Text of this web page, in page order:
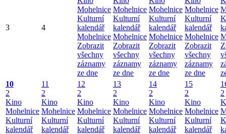
3 4
Mohelnice
Kulturní
kalendář
Mohelnice
Zobrazit
všechny
záznamy
ze dne
Mohelnice
Kulturní
kalendář
Mohelnice
Zobrazit
všechny
záznamy
ze dne
Mohelnice
Kulturní
kalendář
Mohelnice
Zobrazit
všechny
záznamy
ze dne
Mohelnice
Kulturní
kalendář
Mohelnice
Zobrazit
všechny
záznamy
ze dne
10
2
Kino
Mohelnice
Kulturní
kalendář
11
2
Kino
Mohelnice
Kulturní
kalendář
12
2
Kino
Mohelnice
Kulturní
kalendář
13
2
Kino
Mohelnice
Kulturní
kalendář
14
2
Kino
Mohelnice
Kulturní
kalendář
15
2
Kino
Mohelnice
Kulturní
kalendář
2